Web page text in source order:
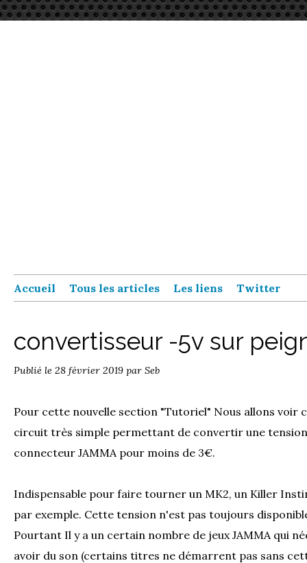
Accueil Tous les articles Les liens Twitter
convertisseur -5v sur
Publié le 28 février 2019 par Seb
Pour cette nouvelle section "Tutoriel" Nous allons voir
circuit très simple permettant de convertir une tension
connecteur JAMMA pour moins de 3€.
Indispensable pour faire tourner un MK2, un Killer
par exemple. Cette tension n'est pas toujours
Pourtant Il y a un certain nombre de jeux JAMMA qui
avoir du son (certains titres ne démarrent pas sans